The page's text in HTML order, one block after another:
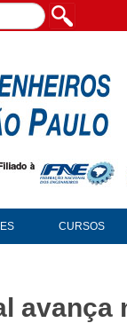
CURSOS
avança